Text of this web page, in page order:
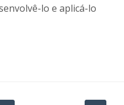
lo e aplicá-lo